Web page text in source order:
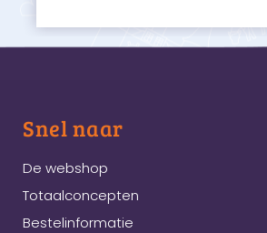
Snel naar
De webshop
Totaalconcepten
Bestelinformatie